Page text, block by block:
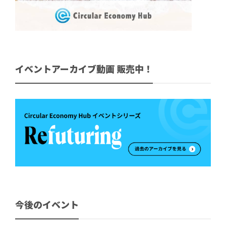
イベントアーカイブ動画 販売中！
今後のイベント